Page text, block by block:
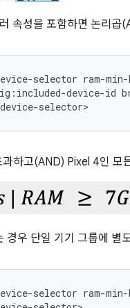
속성을 포함하면 논리곱
selector
device-id
하고(AND) Pixel 4인 모
경우 단일 기기 그룹에 별
selector